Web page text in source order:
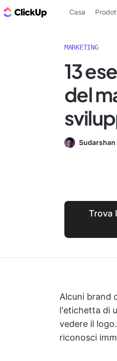
Blog di ClickUp
Casa
MARKETING
13
del
Trova
Alcuni brand
l'etichetta di
vedere il
riconosci